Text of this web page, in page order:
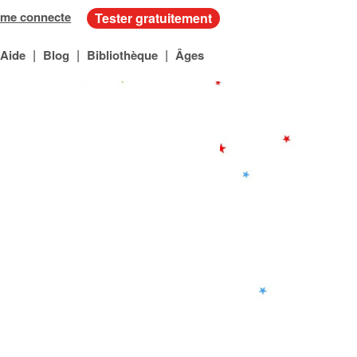
connecte Tester gratuitement
Aide | Blog | Bibliothèque | Âges